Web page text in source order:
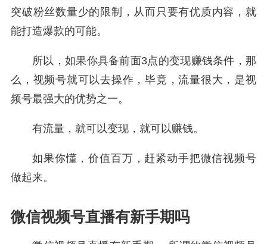
突破粉丝数量少的限制，从而只要有优质内容，就
能打造爆款的可能。
所以，如果你具备前面3点的变现赚钱条件，那
么，视频号就可以去操作，毕竟，流量很大，是视
频号最强大的优势之一。
有流量，就可以变现，就可以赚钱。
如果你懂，价值百万，赶紧动手把微信视频号
做起来。
微信视频号直播有新手期吗